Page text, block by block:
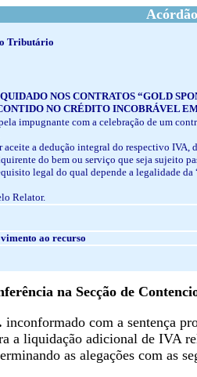
Tributário
NOS CONTRATOS “GOLD
NO CRÉDITO INCOBRÁVEL
pela impugnante com a celebração de um
aceite a dedução integral do respectivo
do bem ou serviço que seja sujeito
legal do qual depende a legalidade da
Relator.
ao recurso
na Secção de
inconformado com a sentença
a liquidação adicional de IVA
as alegações com as